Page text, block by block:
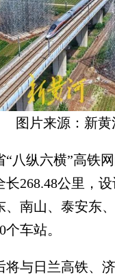
图片来源：新黄
纵六横”高铁网
268.48公里，
、南山、泰安东
车站。
与日兰高铁、济